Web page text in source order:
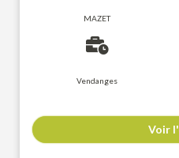
MAZET
Vendanges
Voir